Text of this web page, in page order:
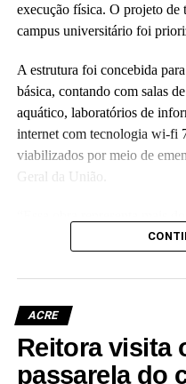
execução física. O projeto de
campus universitário foi
A estrutura foi concebida
básica, contando com salas
aquático, laboratórios de
internet com tecnologia wi-fi
viabilizados por meio de
Geral da União.
realização de um
reitora Guida Aquino. Ela
patrimônio histórico da
abrigar o Palácio da Cultura
ACRE
Reitora visita
passarela do